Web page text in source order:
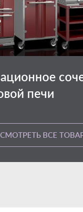
печи
ВСЕ